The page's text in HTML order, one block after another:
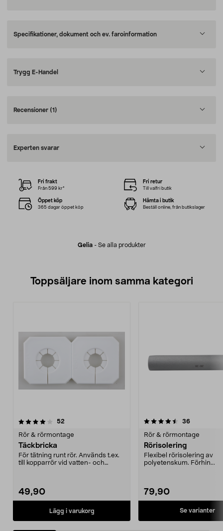
Specifikationer, dokument och ev. faroinformation
Trygg E-Handel
Recensioner (1)
Experten svarar
Gelia- Se alla produkter
Fri frakt
Från 599 kr*
Fri retur
Till valfri butik
Öppet köp
365 dagar öppet köp
Hämta i butik
Beställ online, från butikslager
Toppsäljare inom samma kategori
52
Rör & rörmontage
Täckbricka
För tätning runt rör. Används t.ex.
till kopparrör vid vatten- och
49,90
Lägg i varukorg
4.5 av 5 stjärnor 36recensioner
Rör & rörmontage
Rörisolering
Flexibel rörisolering av
polyetenskum. Förhin...
79,90
Se varianter
4.0 av 5 stjärnor